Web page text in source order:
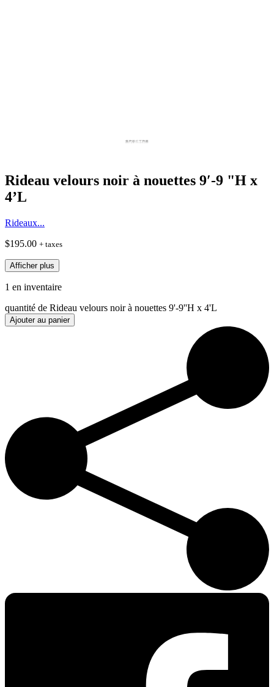
Rideau velours noir à nouettes 9′-9 "H x
4’L
Rideaux...
$195.00 + taxes
Afficher plus
1 en inventaire
quantité de Rideau velours noir à nouettes 9'-9''H x 4'L
Ajouter au panier